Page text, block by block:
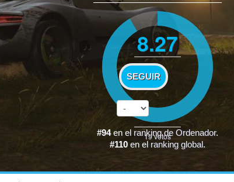
8.27
SEGUIR
19votos
#94en el ranking de Ordenador.
#110en el ranking global .